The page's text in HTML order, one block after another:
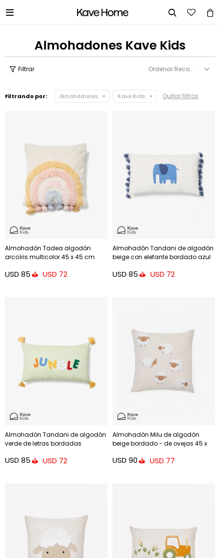
 
Almohadones Kave Kids
Recomendados
Filtrando por: Almohadones Kave Kids Quitar filtros
Almohadón Tadea algodón
arcoíris multicolor 45 x 45 cm
USD 85 USD 72
Almohadón Tandani de algodón
beige con elefante bordado azul
USD 85 USD 72
Almohadón Tandani de algodón
verde de letras bordadas
USD 85 USD 72
Almohadón Milu de algodón
beige bordado - de ovejas 45 x
USD 90 USD 77